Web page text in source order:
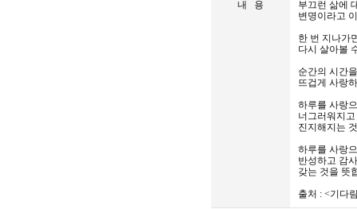
내 용
부끄런 삶에
변명이라고
한 번 지나가
다시 살아볼
순간의 시간을
뜨겁게 사랑
하루를 사랑
너그러워지
진지해지는
하루를 사랑
반성하고 감
갖는 것을 뜻
출처 : <기다